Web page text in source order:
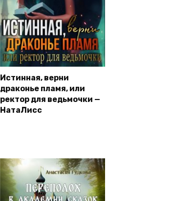
Истинная, верни
драконье пламя, или
ректор для ведьмочки —
НатаЛисс